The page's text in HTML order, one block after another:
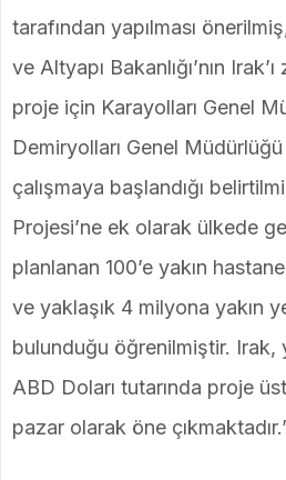
tarafından yapılması
ve Altyapı Bakanlığı’nın
proje için Karayolları Genel
Demiryolları Genel
çalışmaya başlandığı
Projesi’ne ek olarak ülkede
planlanan 100’e yakın
ve yaklaşık 4 milyona yakın
bulunduğu öğrenilmiştir. Irak,
ABD Doları tutarında proje
pazar olarak öne